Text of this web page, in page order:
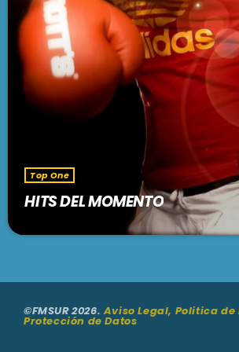
BARCELONA
MALLORCA
PODCASTS
TIENDA
EN VIVO AHORA!
Top One
HITS DEL MOMENTO
©FMSUR 2026.Aviso Legal, Politica
Protección de Datos